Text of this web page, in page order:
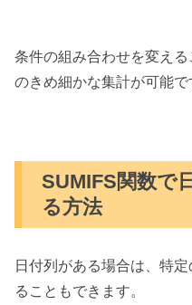
条件の組み合わせを変え
のきめ細かな集計が可能で
SUMIFS関数で
る方法
日付列がある場合は、特
ることもできます。